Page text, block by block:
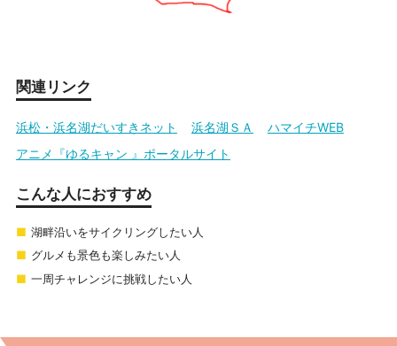
関連リンク
浜松・浜名湖だいすきネット 浜名湖ＳＡ
ハマイチWEB
アニメ『ゆるキャン 』ポータルサイト
こんな人におすすめ
湖畔沿いをサイクリングしたい人
グルメも景色も楽しみたい人
一周チャレンジに挑戦したい人